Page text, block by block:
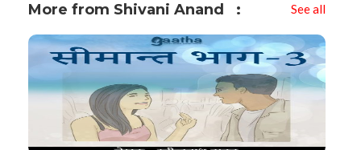
More from Shivani Anand See all